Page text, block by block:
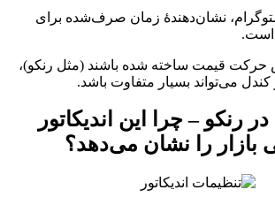
نشان‌دهندهٔ زمان صرف‌شده برای
است.
حرکت قیمت ساخته شده باشند (مثل رنکو)،
می‌تواند بسیار متفاوت باشد.
رنکو – چرا این اندیکاتور
بازار را نشان می‌دهد؟